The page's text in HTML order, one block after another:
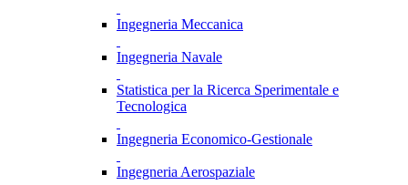
Ingegneria Meccanica
Ingegneria Navale
Statistica per la Ricerca Sperimentale e
Tecnologica
Ingegneria Economico-Gestionale
Ingegneria Aerospaziale